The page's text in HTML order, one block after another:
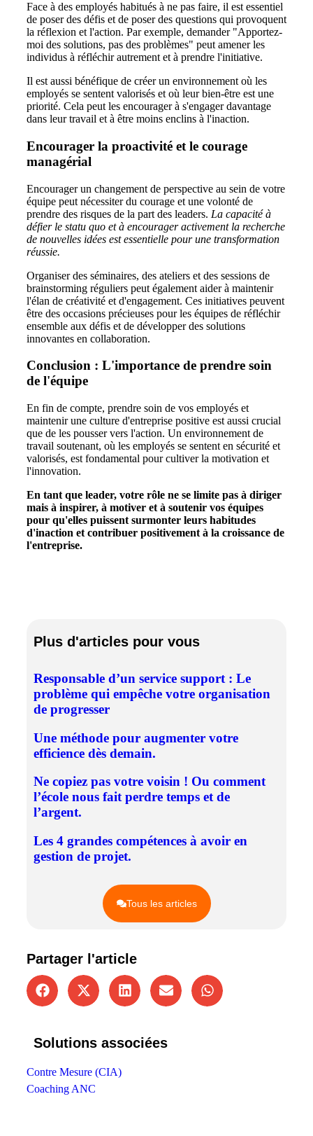
Face à des employés habitués à ne pas faire, il est essentiel
de poser des défis et de poser des questions qui provoquent
la réflexion et l'action. Par exemple, demander "Apportez-
moi des solutions, pas des problèmes" peut amener les
individus à réfléchir autrement et à prendre l'initiative.
Il est aussi bénéfique de créer un environnement où les
employés se sentent valorisés et où leur bien-être est une
priorité. Cela peut les encourager à s'engager davantage
dans leur travail et à être moins enclins à l'inaction.
Encourager la proactivité et le courage
managérial
Encourager un changement de perspective au sein de votre
équipe peut nécessiter du courage et une volonté de
prendre des risques de la part des leaders. La capacité à
défier le statu quo et à encourager activement la recherche
de nouvelles idées est essentielle pour une transformation
réussie.
Organiser des séminaires, des ateliers et des sessions de
brainstorming réguliers peut également aider à maintenir
l'élan de créativité et d'engagement. Ces initiatives peuvent
être des occasions précieuses pour les équipes de réfléchir
ensemble aux défis et de développer des solutions
innovantes en collaboration.
Conclusion : L'importance de prendre soin
de l'équipe
En fin de compte, prendre soin de vos employés et
maintenir une culture d'entreprise positive est aussi crucial
que de les pousser vers l'action. Un environnement de
travail soutenant, où les employés se sentent en sécurité et
valorisés, est fondamental pour cultiver la motivation et
l'innovation.
En tant que leader, votre rôle ne se limite pas à diriger
mais à inspirer, à motiver et à soutenir vos équipes
pour qu'elles puissent surmonter leurs habitudes
d'inaction et contribuer positivement à la croissance de
l'entreprise.
Plus d'articles pour vous
Responsable d’un service support : Le
problème qui empêche votre organisation
de progresser
Une méthode pour augmenter votre
efficience dès demain.
Ne copiez pas votre voisin ! Ou comment
l’école nous fait perdre temps et de
l’argent.
Les 4 grandes compétences à avoir en
gestion de projet.
Tous les articles
Partager l'article
Solutions associées
Contre Mesure (CIA)
Coaching ANC